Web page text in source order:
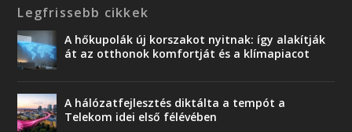
Legfrissebb cikkek
A hőkupolák új korszakot nyitnak: így alakítják
át az otthonok komfortját és a klímapiacot
A hálózatfejlesztés diktálta a tempót a
Telekom idei első félévében